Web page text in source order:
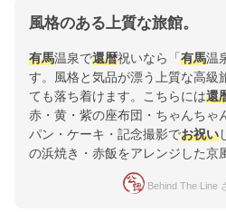
風格のある上質な旅館。
有馬温泉で還暦祝いなら「 有馬温
す。風格と気品が漂う上質な高級
ても落ち着けます。こちらには還
赤・黄・紫の座布団・ちゃんちゃ
パン・ケーキ・記念撮影でお祝い
の浜焼き・赤飯をアレンジした京
Behind The Line